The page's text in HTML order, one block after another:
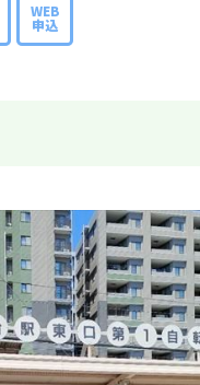
WEB
申込